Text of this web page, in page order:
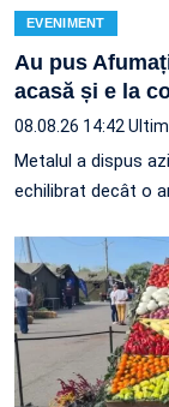
EVENIMENT
Au pus
acasă și e la
08.08.26 14:42
Metalul a dispus
echilibrat decât o